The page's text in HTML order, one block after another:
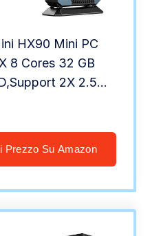
HX90 Mini PC
8 Cores 32 GB
2X 2.5
DisplayPort, 1x
Prezzo Su Amazon